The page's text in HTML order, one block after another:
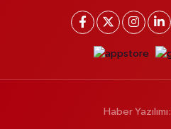
Haber Yazılımı: